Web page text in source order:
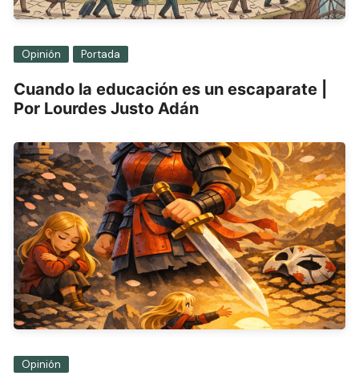
Opinión Portada
Cuando la educación es un escaparate |
Por Lourdes Justo Adán
Opinión